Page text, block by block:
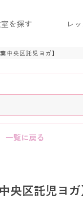
を探す レ
中央区託児ヨガ】
一覧に戻る
央区託児ヨガ